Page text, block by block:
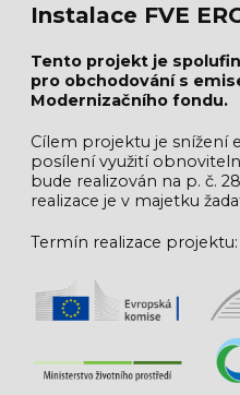
Instalace FVE
Tento projekt je
pro obchodování s
Modernizačního fondu.
Cílem projektu je snížení
posílení využití
bude realizován na p. č.
realizace je v majetku
Termín realizace projektu: